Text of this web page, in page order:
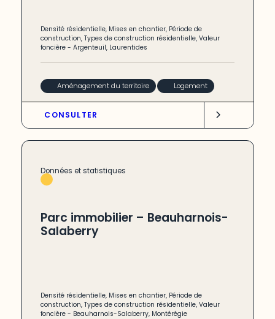
Densité résidentielle, Mises en chantier, Période de
construction,Types de construction résidentielle,Valeur
foncière -Argenteuil, Laurentides
Aménagement du territoire Logement
CONSULTER
Données et statistiques
Parc immobilier – Beauharnois-
Salaberry
Densité résidentielle, Mises en chantier, Période de
construction,Types de construction résidentielle,Valeur
foncière - Beauharnois-Salaberry, Montérégie